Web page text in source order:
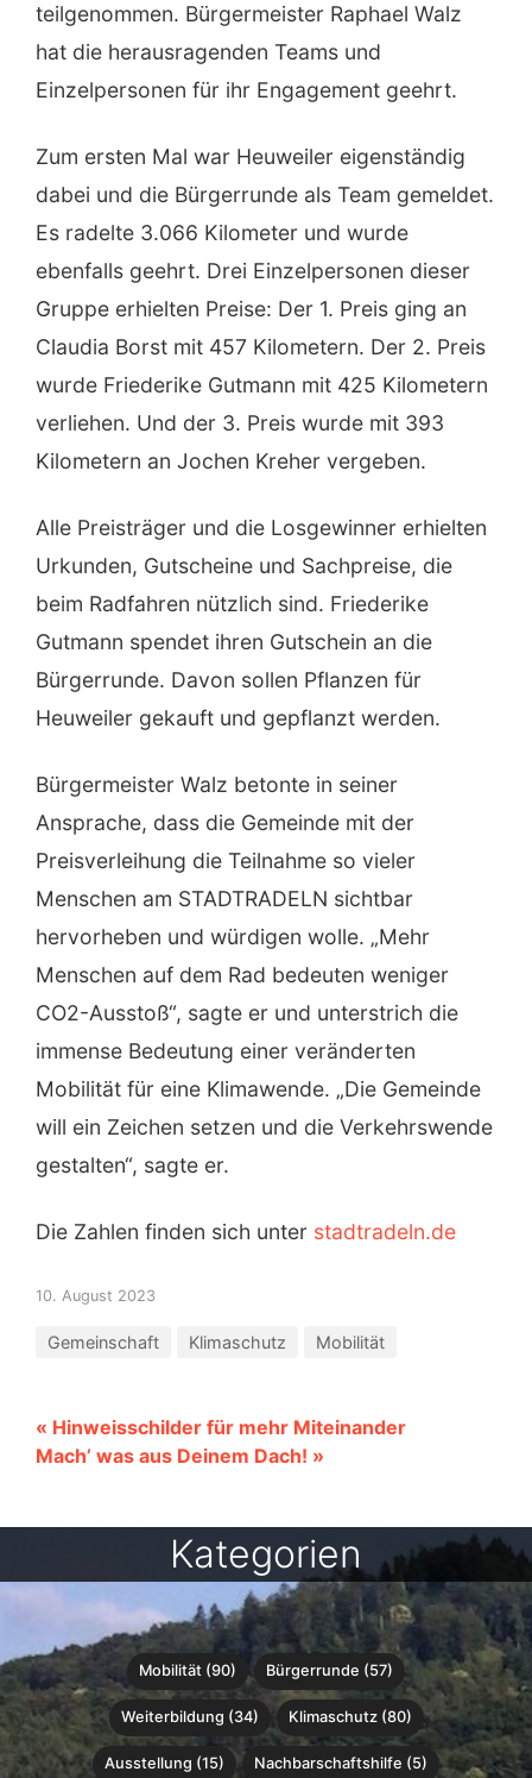
teilgenommen. Bürgermeister Raphael Walz
hat die herausragenden Teams und
Einzelpersonen für ihr Engagement geehrt.
Zum ersten Mal war Heuweiler eigenständig
dabei und die Bürgerrunde als Team gemeldet.
Es radelte 3.066 Kilometer und wurde
ebenfalls geehrt. Drei Einzelpersonen dieser
Gruppe erhielten Preise: Der 1. Preis ging an
Claudia Borst mit 457 Kilometern. Der 2. Preis
wurde Friederike Gutmann mit 425 Kilometern
verliehen. Und der 3. Preis wurde mit 393
Kilometern an Jochen Kreher vergeben.
Alle Preisträger und die Losgewinner erhielten
Urkunden, Gutscheine und Sachpreise, die
beim Radfahren nützlich sind. Friederike
Gutmann spendet ihren Gutschein an die
Bürgerrunde. Davon sollen Pflanzen für
Heuweiler gekauft und gepflanzt werden.
Bürgermeister Walz betonte in seiner
Ansprache, dass die Gemeinde mit der
Preisverleihung die Teilnahme so vieler
Menschen am STADTRADELN sichtbar
hervorheben und würdigen wolle. „Mehr
Menschen auf dem Rad bedeuten weniger
CO2-Ausstoß“, sagte er und unterstrich die
immense Bedeutung einer veränderten
Mobilität für eine Klimawende. „Die Gemeinde
will ein Zeichen setzen und die Verkehrswende
gestalten“, sagte er.
Die Zahlen finden sich unter stadtradeln.de
10. August 2023
Gemeinschaft Klimaschutz Mobilität
« Hinweisschilder für mehr Miteinander
Mach’ was aus Deinem Dach! »
Kategorien
Mobilität (90) Bürgerrunde (57)
Weiterbildung (34) Klimaschutz (80)
Ausstellung (15) Nachbarschaftshilfe (5)